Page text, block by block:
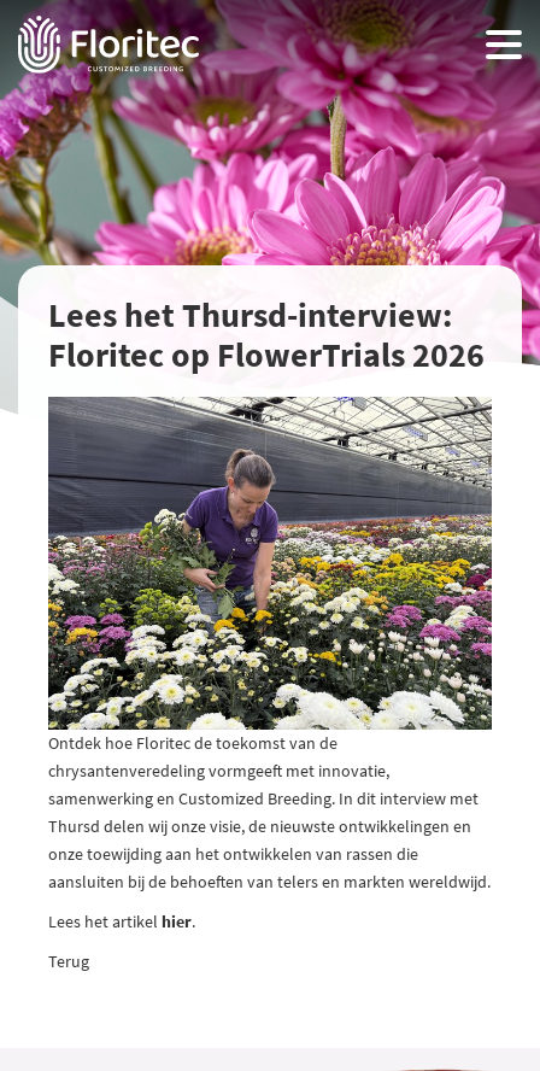
Lees het Thursd-interview:
Floritec op FlowerTrials 2026
Ontdek hoe Floritec de toekomst van de
chrysantenveredeling vormgeeft met innovatie,
samenwerking en Customized Breeding. In dit interview met
Thursd delen wij onze visie, de nieuwste ontwikkelingen en
onze toewijding aan het ontwikkelen van rassen die
aansluiten bij de behoeften van telers en markten wereldwijd.
Lees het artikel hier.
Terug